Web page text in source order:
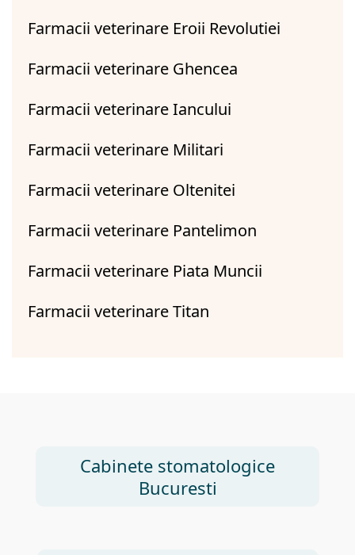
Farmacii veterinare Eroii Revolutiei
Farmacii veterinare Ghencea
Farmacii veterinare Iancului
Farmacii veterinare Militari
Farmacii veterinare Oltenitei
Farmacii veterinare Pantelimon
Farmacii veterinare Piata Muncii
Farmacii veterinare Titan
Cabinete stomatologice
Bucuresti